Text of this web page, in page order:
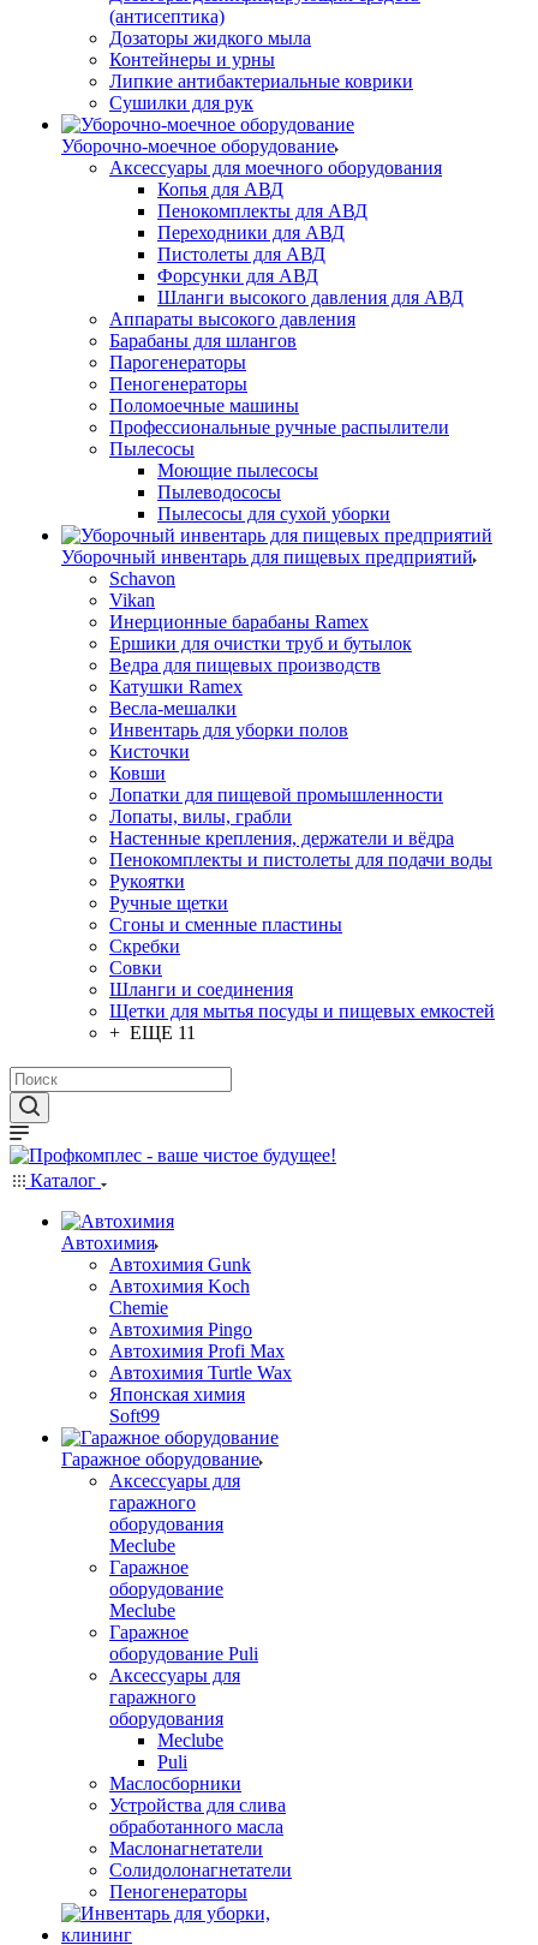
(антисептика)
Дозаторы жидкого мыла
Контейнеры и урны
Липкие антибактериальные коврики
Сушилки для рук
Уборочно-моечное оборудование
Аксессуары для моечного оборудования
Копья для АВД
Пенокомплекты для АВД
Переходники для АВД
Пистолеты для АВД
Форсунки для АВД
Шланги высокого давления для АВД
Аппараты высокого давления
Барабаны для шлангов
Парогенераторы
Пеногенераторы
Поломоечные машины
Профессиональные ручные распылители
Пылесосы
Моющие пылесосы
Пылеводососы
Пылесосы для сухой уборки
Уборочный инвентарь для пищевых предприятий
Schavon
Vikan
Инерционные барабаны Ramex
Ершики для очистки труб и бутылок
Ведра для пищевых производств
Катушки Ramex
Весла-мешалки
Инвентарь для уборки полов
Кисточки
Ковши
Лопатки для пищевой промышленности
Лопаты, вилы, грабли
Настенные крепления, держатели и вёдра
Пенокомплекты и пистолеты для подачи воды
Рукоятки
Ручные щетки
Сгоны и сменные пластины
Скребки
Совки
Шланги и соединения
Щетки для мытья посуды и пищевых емкостей
+ ЕЩЕ 11
Каталог
Автохимия
Автохимия Gunk
Автохимия Koch
Chemie
Автохимия Pingo
Автохимия Profi Max
Автохимия Turtle Wax
Японская химия
Soft99
Гаражное оборудование
Аксессуары для
гаражного
оборудования
Meclube
Гаражное
оборудование
Meclube
Гаражное
оборудование Puli
Аксессуары для
гаражного
оборудования
Meclube
Puli
Маслосборники
Устройства для слива
обработанного масла
Маслонагнетатели
Солидолонагнетатели
Пеногенераторы